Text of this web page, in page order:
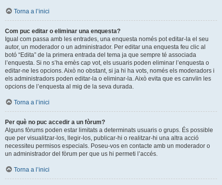
Torna a l’inici
Com puc editar o eliminar una enquesta?
Igual com passa amb les entrades, una enquesta només pot editar-la el seu
autor, un moderador o un administrador. Per editar una enquesta feu clic al
botó “Edita” de la primera entrada del tema ja que sempre té associada
l’enquesta. Si no s’ha emès cap vot, els usuaris poden eliminar l’enquesta o
editar-ne les opcions. Això no obstant, si ja hi ha vots, només els moderadors i
els administradors poden editar-la o eliminar-la. Això evita que es canvïin les
opcions de l’enquesta al mig de la seva durada.
Torna a l’inici
Per què no puc accedir a un fòrum?
Alguns fòrums poden estar limitats a determinats usuaris o grups. És possible
que per visualitzar-los, llegir-los, publicar-hi o realitzar-hi una altra acció
necessiteu permisos especials. Poseu-vos en contacte amb un moderador o
un administrador del fòrum per que us hi permeti l’accés.
Torna a l’inici